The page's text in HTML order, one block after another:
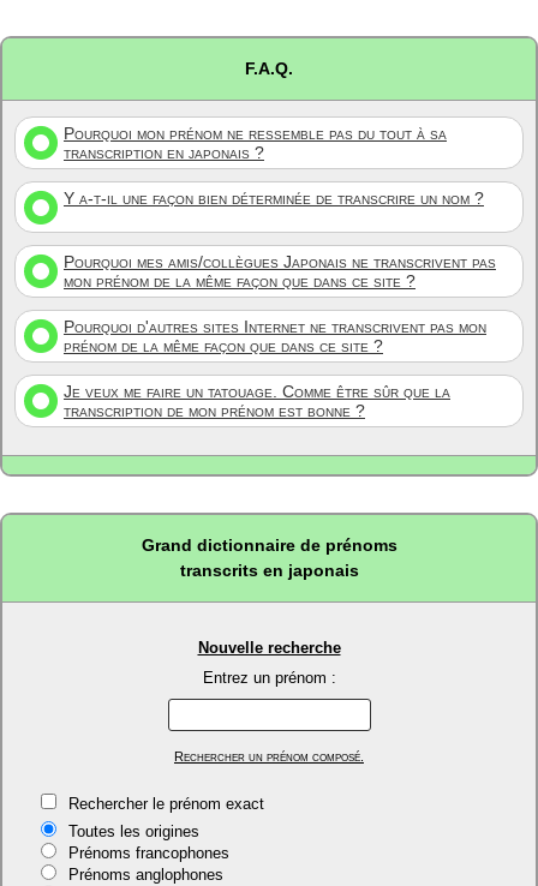
F.A.Q.
Pourquoi mon prénom ne ressemble pas du tout à sa
transcription en japonais ?
Y a-t-il une façon bien déterminée de transcrire un nom ?
Pourquoi mes amis/collègues Japonais ne transcrivent pas
mon prénom de la même façon que dans ce site ?
Pourquoi d'autres sites Internet ne transcrivent pas mon
prénom de la même façon que dans ce site ?
Je veux me faire un tatouage. Comme être sûr que la
transcription de mon prénom est bonne ?
Grand dictionnaire de prénoms
transcrits en japonais
Nouvelle recherche
Entrez un prénom :
Rechercher un prénom composé.
Rechercher le prénom exact
Toutes les origines
Prénoms francophones
Prénoms anglophones